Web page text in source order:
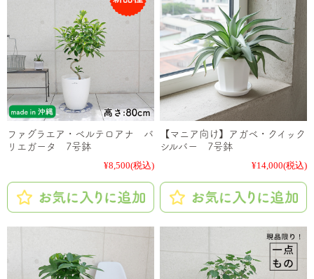
ファグラエア・ベルテロアナ バ
リエガータ 7号鉢
¥8,500(税込)
【マニア向け】アガベ・クイック
シルバー 7号鉢
¥14,000(税込)